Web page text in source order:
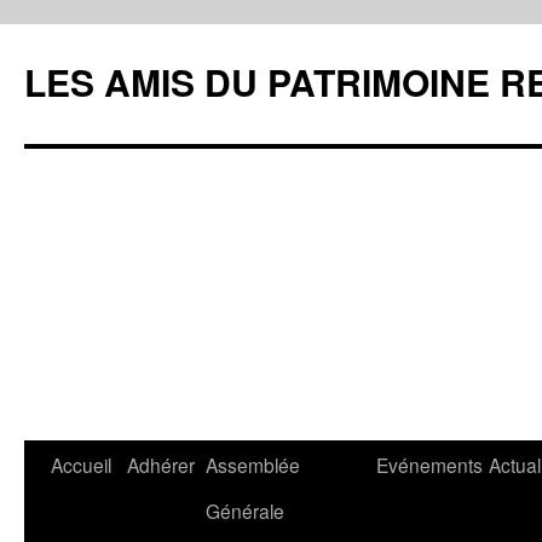
LES AMIS DU PATRIMOINE
Aller
Accueil Adhérer Assemblée
Générale
Evénements